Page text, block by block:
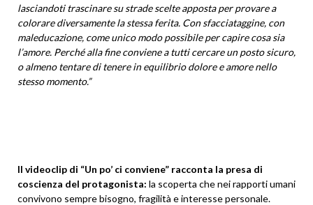
lasciandoti trascinare su strade scelte apposta per provare a
colorare diversamente la stessa ferita. Con sfacciataggine, con
maleducazione, come unico modo possibile per capire cosa sia
l’amore. Perché alla fine conviene a tutti cercare un posto sicuro,
o almeno tentare di tenere in equilibrio dolore e amore nello
stesso momento.”
Il videoclip di “Un po’ ci conviene” racconta la presa di
coscienza del protagonista: la scoperta che nei rapporti umani
convivono sempre bisogno, fragilità e interesse personale.